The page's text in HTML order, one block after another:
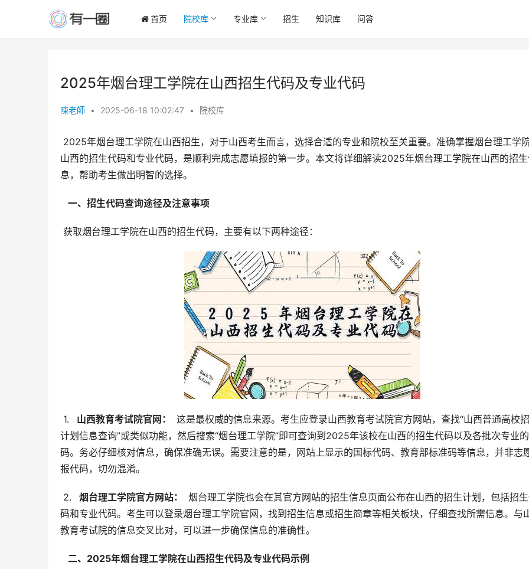
首页 院校库 专业库 招生 知识库 问答
2025年烟台理工学院在山西招生代码及专业代码
陳老師 • 2025-06-18 10:02:47 • 院校库
山西的招生代码和专业代码，是顺利完成志愿填报的第一步。本文将详细解读2025年烟台理工学院在山西的招
息，帮助考生做出明智的选择。
  一、招生代码查询途径及注意事项
获取烟台理工学院在山西的招生代码，主要有以下两种途径：
1.
  山西教育考试院官网：
这是最权威的信息来源。考生应登录山西教育考试院官方网站，查找“山西普通高校
计划信息查询”或类似功能，然后搜索“烟台理工学院”即可查询到2025年该校在山西的招生代码以及各批次专业
码。务必仔细核对信息，确保准确无误。需要注意的是，网站上显示的国标代码、教育部标准码等信息，并非志
报代码，切勿混淆。
2.
  烟台理工学院官方网站：
烟台理工学院也会在其官方网站的招生信息页面公布在山西的招生计划，包括招
码和专业代码。考生可以登录烟台理工学院官网，找到招生信息或招生简章等相关板块，仔细查找所需信息。与
教育考试院的信息交叉比对，可以进一步确保信息的准确性。
  二、2025年烟台理工学院在山西招生代码及专业代码示例